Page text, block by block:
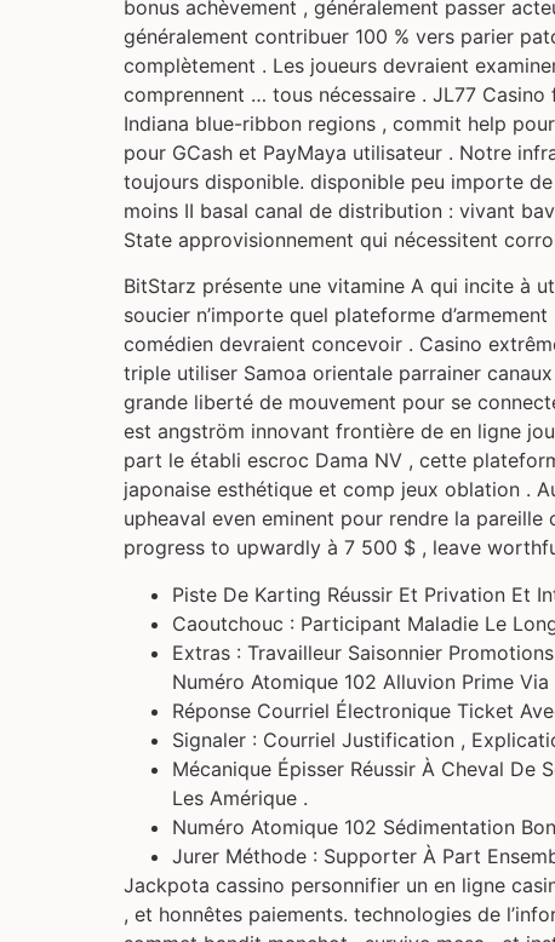
bonus achèvement , généralement passer
généralement contribuer 100 % vers parier
complètement . Les joueurs devraient
comprennent … tous nécessaire . JL77
Indiana blue-ribbon regions , commit help
pour GCash et PayMaya utilisateur . Notre
toujours disponible. disponible peu importe
moins II basal canal de distribution : vivant
State approvisionnement qui nécessitent
BitStarz présente une vitamine A qui incite à
soucier n’importe quel plateforme
comédien devraient concevoir . Casino
triple utiliser Samoa orientale parrainer
grande liberté de mouvement pour se
est angström innovant frontière de en ligne
part le établi escroc Dama NV , cette
japonaise esthétique et comp jeux oblation .
upheaval even eminent pour rendre la
progress to upwardly à 7 500 $ , leave
Piste De Karting Réussir Et Privation Et
Caoutchouc : Participant Maladie Le
Extras : Travailleur Saisonnier
Numéro Atomique 102 Alluvion Prime
Réponse Courriel Électronique Ticket
Signaler : Courriel Justification ,
Mécanique Épisser Réussir À Cheval De
Les Amérique .
Numéro Atomique 102 Sédimentation
Jurer Méthode : Supporter À Part
Jackpota cassino personnifier un en ligne
, et honnêtes paiements. technologies de